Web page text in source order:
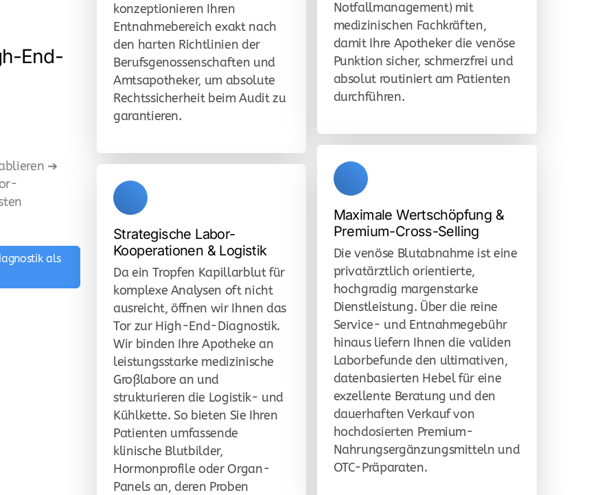
End-
➔
als
konzeptionieren Ihren
Entnahmebereich exakt nach
den harten Richtlinien der
Berufsgenossenschaften und
Amtsapotheker, um absolute
Rechtssicherheit beim Audit zu
garantieren.
Strategische Labor-
Kooperationen & Logistik
Da ein Tropfen Kapillarblut für
komplexe Analysen oft nicht
ausreicht, öffnen wir Ihnen das
Tor zur High-End-Diagnostik.
Wir binden Ihre Apotheke an
leistungsstarke medizinische
Großlabore an und
strukturieren die Logistik- und
Kühlkette. So bieten Sie Ihren
Patienten umfassende
klinische Blutbilder,
Hormonprofile oder Organ-
Panels an, deren Proben
Notfallmanagement) mit
medizinischen Fachkräften,
damit Ihre Apotheker die venöse
Punktion sicher, schmerzfrei und
absolut routiniert am Patienten
durchführen.
Maximale Wertschöpfung &
Premium-Cross-Selling
Die venöse Blutabnahme ist eine
privatärztlich orientierte,
hochgradig margenstarke
Dienstleistung. Über die reine
Service- und Entnahmegebühr
hinaus liefern Ihnen die validen
Laborbefunde den ultimativen,
datenbasierten Hebel für eine
exzellente Beratung und den
dauerhaften Verkauf von
hochdosierten Premium-
Nahrungsergänzungsmitteln und
OTC-Präparaten.